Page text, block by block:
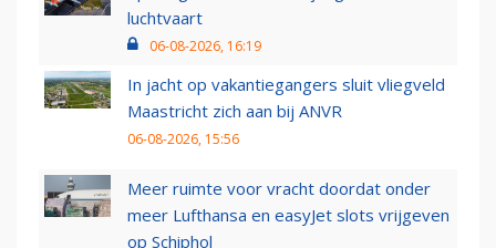
luchtvaart
06-08-2026, 16:19
In jacht op vakantiegangers sluit vliegveld
Maastricht zich aan bij ANVR
06-08-2026, 15:56
Meer ruimte voor vracht doordat onder
meer Lufthansa en easyJet slots vrijgeven
op Schiphol